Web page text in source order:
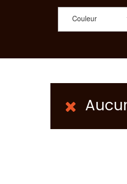
Couleur